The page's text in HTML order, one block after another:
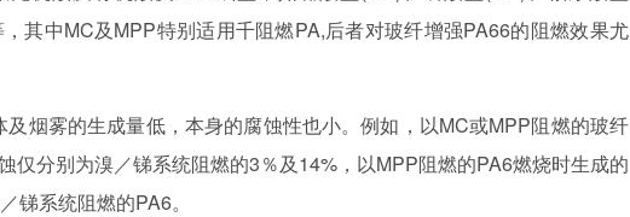
其中MC及MPP特别适用千阻燃PA,后者对玻纤增强PA66的阻燃效果尤
烟雾的生成量低，本身的腐蚀性也小。例如，以MC或MPP阻燃的玻纤
分别为溴／锑系统阻燃的3％及14%，以MPP阻燃的PA6燃烧时生成的
锑系统阻燃的PA6。